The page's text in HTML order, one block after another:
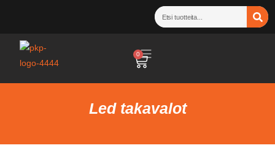
0
Led takavalot